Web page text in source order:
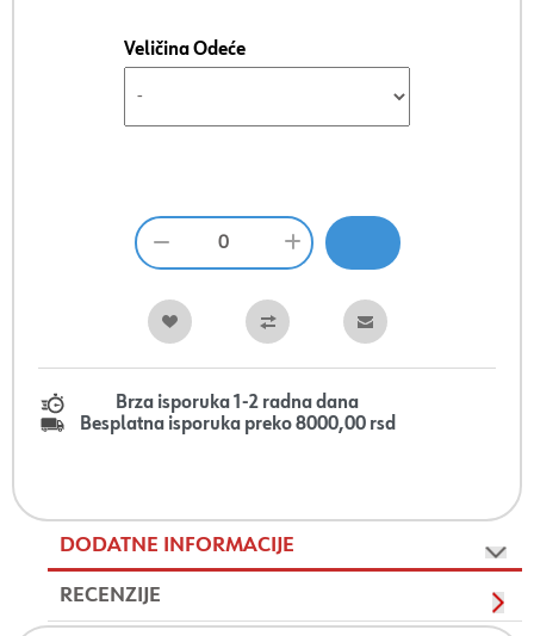
Veličina Odeće
Brza isporuka 1-2 radna dana
Besplatna isporuka preko 8000,00 rsd
DODATNE INFORMACIJE
RECENZIJE